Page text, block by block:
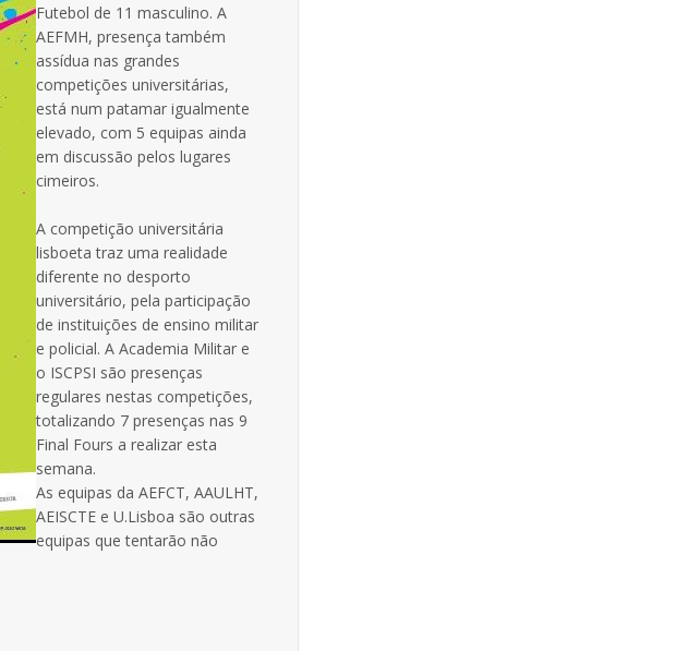
Futebol de 11 masculino. A
AEFMH, presença também
assídua nas grandes
competições universitárias,
está num patamar igualmente
elevado, com 5 equipas ainda
em discussão pelos lugares
cimeiros.
A competição universitária
lisboeta traz uma realidade
diferente no desporto
universitário, pela participação
de instituições de ensino militar
e policial. A Academia Militar e
o ISCPSI são presenças
regulares nestas competições,
totalizando 7 presenças nas 9
Final Fours a realizar esta
semana.
As equipas da AEFCT, AAULHT,
AEISCTE e U.Lisboa são outras
equipas que tentarão não